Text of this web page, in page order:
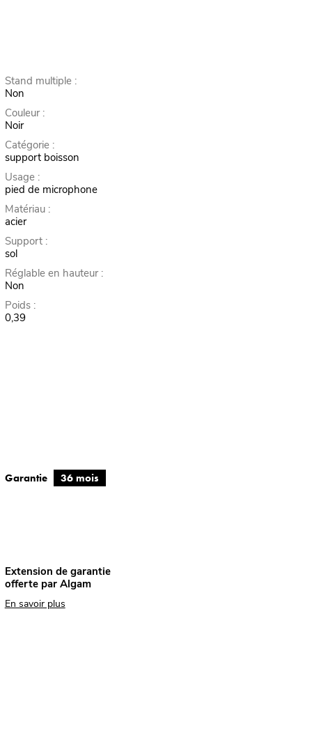
Stand multiple :
Non
Couleur :
Noir
Catégorie :
support boisson
Usage :
pied de microphone
Matériau :
acier
Support :
sol
Réglable en hauteur :
Non
Poids :
0,39
Garantie 36 mois
Extension de garantie
offerte par Algam
En savoir plus